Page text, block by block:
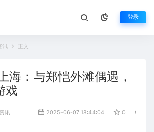
登录
讯 正文
海：与郑恺外滩偶遇，
戏
讯 2025-06-07 18:44:04 0